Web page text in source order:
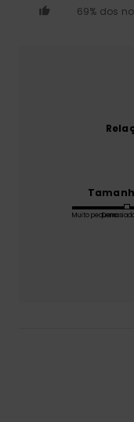
69% dos
Muito pequeno